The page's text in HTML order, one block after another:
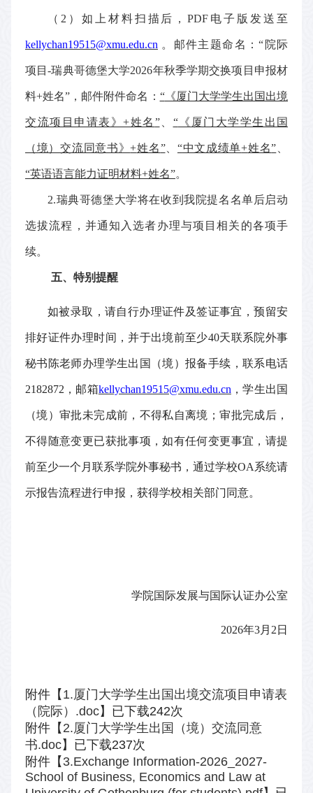
（ 2 ） 如上材料扫描后，PDF 电子版发送至
kellychan19515@xmu.edu.cn 。邮件主题命名：“ 院际
项目-瑞典哥德堡大学2026年秋季学期交换项目申报材
料+姓名” ，邮件附件命名： “《厦门大学学生出国出境
交流项目申请表》 +姓名 ”、 “《厦门大学学生出国
（境）交流同意书》+姓名”、 “中文成绩单+姓名”
“英语语言能力证明材料+姓名”。
2.瑞典哥德堡大学将在收到我院提名名单后启动
选拔流程，并通知入选者办理与项目相关的各项手
续。
五、特别提醒
如被录取，请自行办理证件及签证事宜，预留安
排好证件办理时间，并于出境前至少40天联系院外事
秘书陈老师办理学生出国（境）报备手续，联系电话
2182872 ，邮箱kellychan19515@xmu.edu.cn ，学生出国
（境）审批未完成前，不得私自离境；审批完成后，
不得随意变更已获批事项，如有任何变更事宜，请提
前至少一个月联系学院外事秘书，通过学校OA系统请
示报告流程进行申报，获得学校相关部门同意。
学院国际发展与国际认证办公室
2026年3月 2 日
附件【 1.厦门大学学生出国出境交流项目申请表
（院际）.doc】已下载242次
附件【 2.厦门大学学生出国（境）交流同意
书.doc】已下载237次
附件【 3.Exchange Information-2026_2027-
School of Business, Economics and Law at